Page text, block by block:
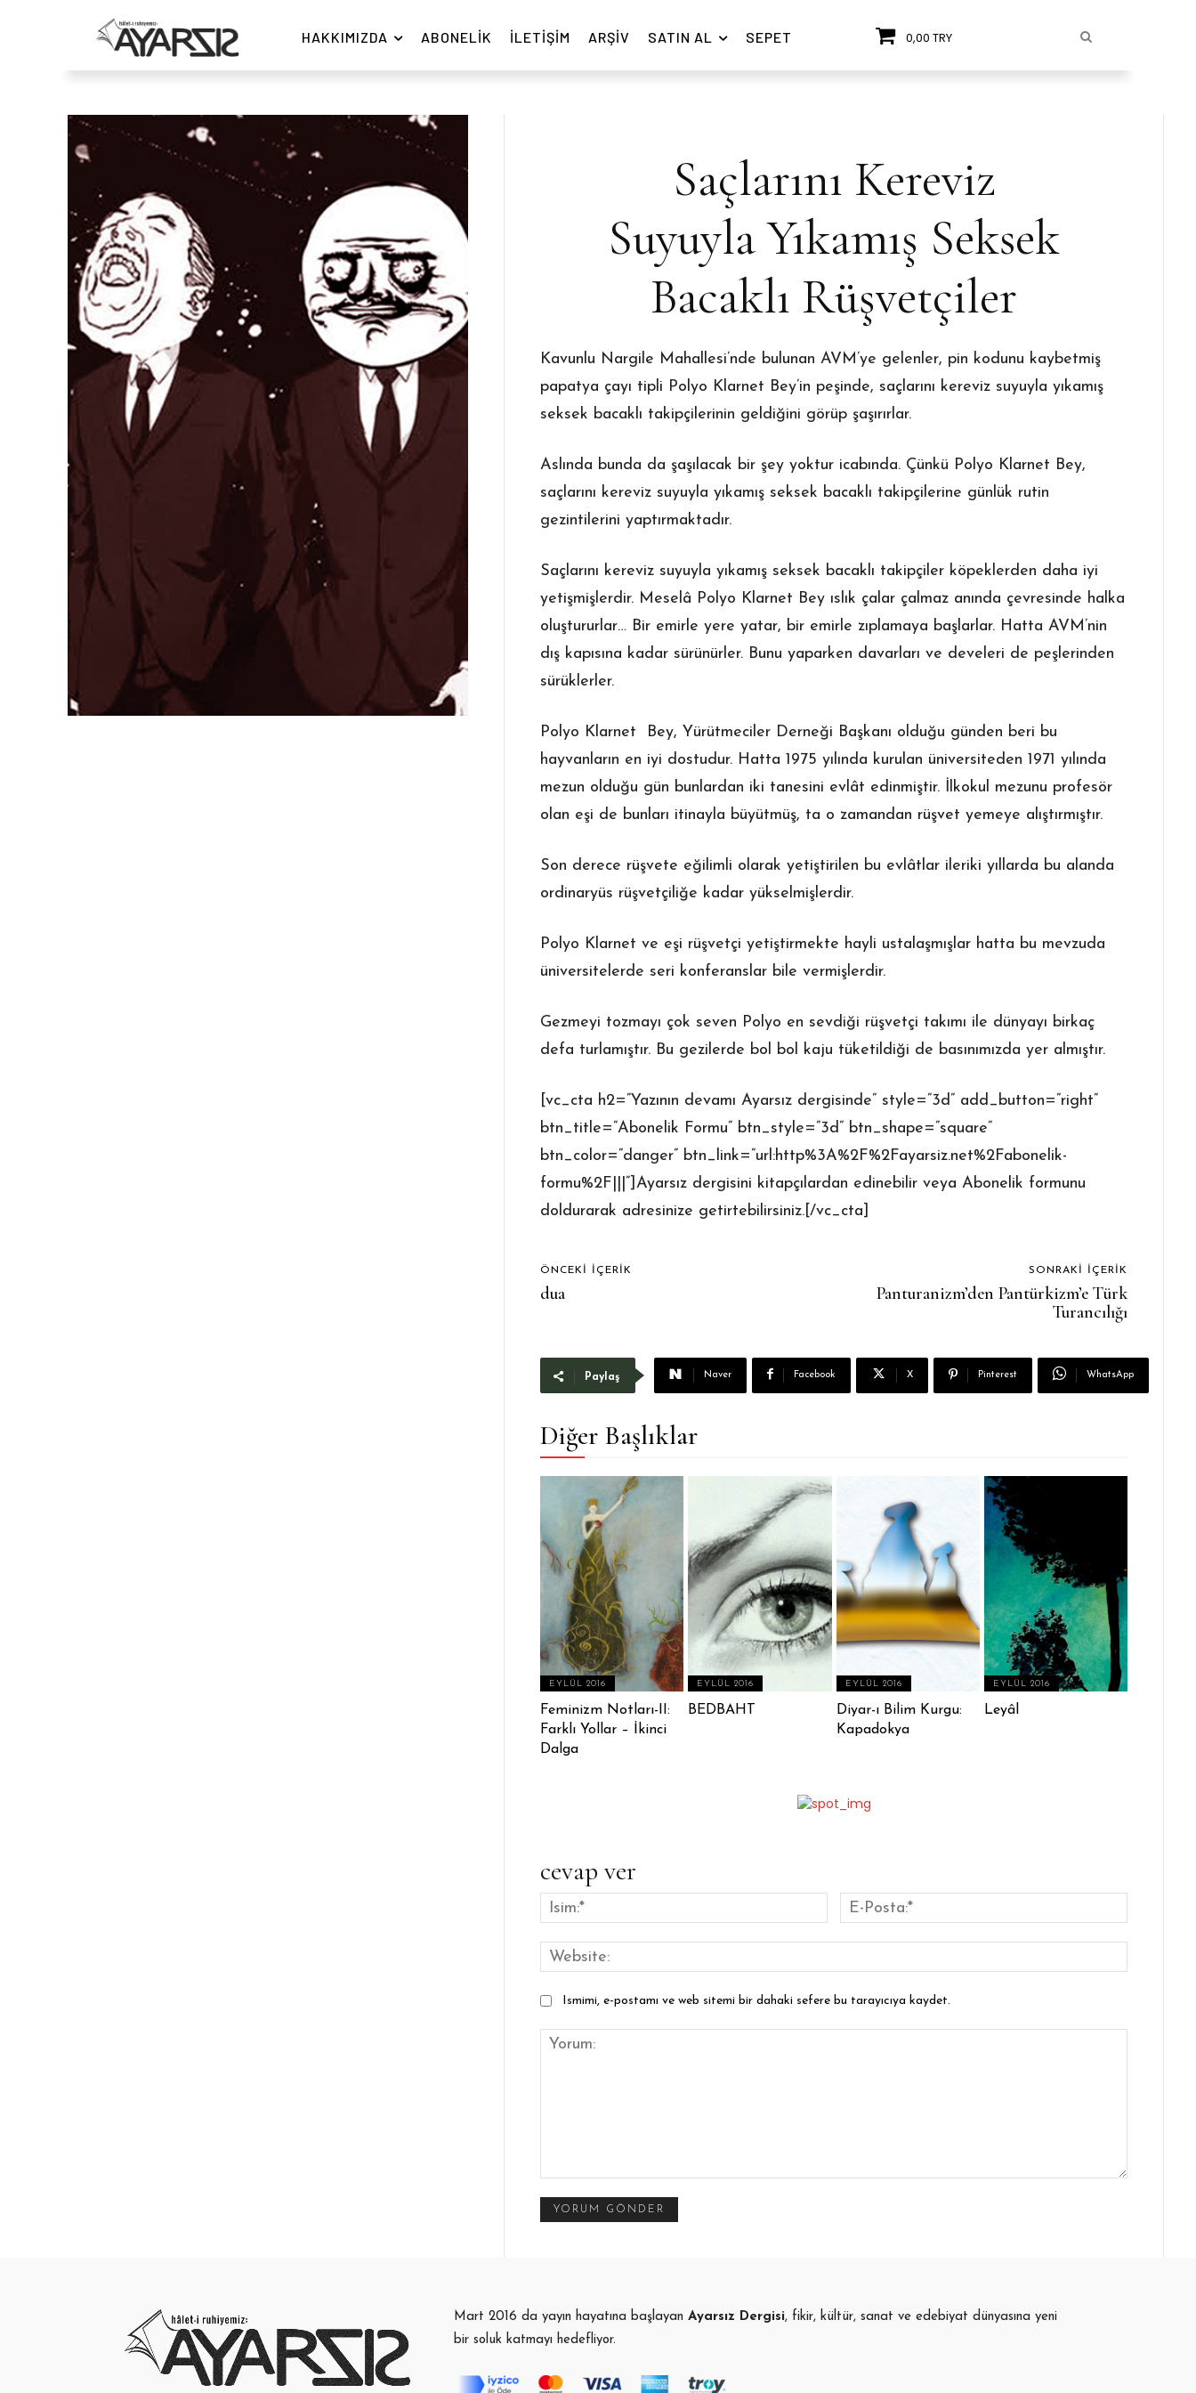
HAKKIMIZDA ABONELIK İLETIŞIM ARŞIV SATIN AL SEPET 0,00 TRY
Saçlarını Kereviz
Suyuyla Yıkamış Seksek
Bacaklı Rüşvetçiler
Kavunlu Nargile Mahallesi’nde bulunan AVM’ye gelenler, pin kodunu kaybetmiş
papatya çayı tipli Polyo Klarnet Bey’in peşinde, saçlarını kereviz suyuyla yıkamış
seksek bacaklı takipçilerinin geldiğini görüp şaşırırlar.
Aslında bunda da şaşılacak bir şey yoktur icabında. Çünkü Polyo Klarnet Bey,
saçlarını kereviz suyuyla yıkamış seksek bacaklı takipçilerine günlük rutin
gezintilerini yaptırmaktadır.
Saçlarını kereviz suyuyla yıkamış seksek bacaklı takipçiler köpeklerden daha iyi
yetişmişlerdir. Meselâ Polyo Klarnet Bey ıslık çalar çalmaz anında çevresinde halka
oluştururlar… Bir emirle yere yatar, bir emirle zıplamaya başlarlar. Hatta AVM’nin
dış kapısına kadar sürünürler. Bunu yaparken davarları ve develeri de peşlerinden
sürüklerler.
Polyo Klarnet Bey, Yürütmeciler Derneği Başkanı olduğu günden beri bu
hayvanların en iyi dostudur. Hatta 1975 yılında kurulan üniversiteden 1971 yılında
mezun olduğu gün bunlardan iki tanesini evlât edinmiştir. İlkokul mezunu profesör
olan eşi de bunları itinayla büyütmüş, ta o zamandan rüşvet yemeye alıştırmıştır.
Son derece rüşvete eğilimli olarak yetiştirilen bu evlâtlar ileriki yıllarda bu alanda
ordinaryüs rüşvetçiliğe kadar yükselmişlerdir.
Polyo Klarnet ve eşi rüşvetçi yetiştirmekte hayli ustalaşmışlar hatta bu mevzuda
üniversitelerde seri konferanslar bile vermişlerdir.
Gezmeyi tozmayı çok seven Polyo en sevdiği rüşvetçi takımı ile dünyayı birkaç
defa turlamıştır. Bu gezilerde bol bol kaju tüketildiği de basınımızda yer almıştır.
[vc_cta h2=”Yazının devamı Ayarsız dergisinde” style=”3d” add_button=”right”
btn_title=”Abonelik Formu” btn_style=”3d” btn_shape=”square”
btn_color=”danger” btn_link=”url:http%3A%2F%2Fayarsiz.net%2Fabonelik-
formu%2F|||”]Ayarsız dergisini kitapçılardan edinebilir veya Abonelik formunu
doldurarak adresinize getirtebilirsiniz.[/vc_cta]
ÖNCEKI İÇERIK
dua
SONRAKI İÇERIK
Panturanizm’den Pantürkizm’e Türk
Turancılığı
Paylaş Naver Facebook X Pinterest WhatsApp
Diğer Başlıklar
EYLÜL 2016
Feminizm Notları-II:
Farklı Yollar – İkinci
Dalga
EYLÜL 2016
BEDBAHT
EYLÜL 2016
Diyar-ı Bilim Kurgu:
Kapadokya
EYLÜL 2016
Leyâl
cevap ver
İsim:*
Posta:*
Ismimi, e-postamı ve web sitemi bir dahaki sefere bu tarayıcıya kaydet.
Mart 2016 da yayın hayatına başlayan Ayarsız Dergisi, fikir, kültür, sanat ve edebiyat dünyasına yeni
bir soluk katmayı hedefliyor.